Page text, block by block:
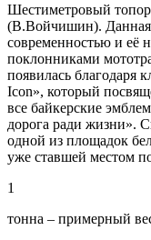
Шестиметровый топор
(В.Войчишин). Данная
современностью и её
поклонниками
появилась благодаря
Icon», который
все байкерские
дорога ради жизни».
одной из площадок
уже ставшей местом
1
тонна – примерный